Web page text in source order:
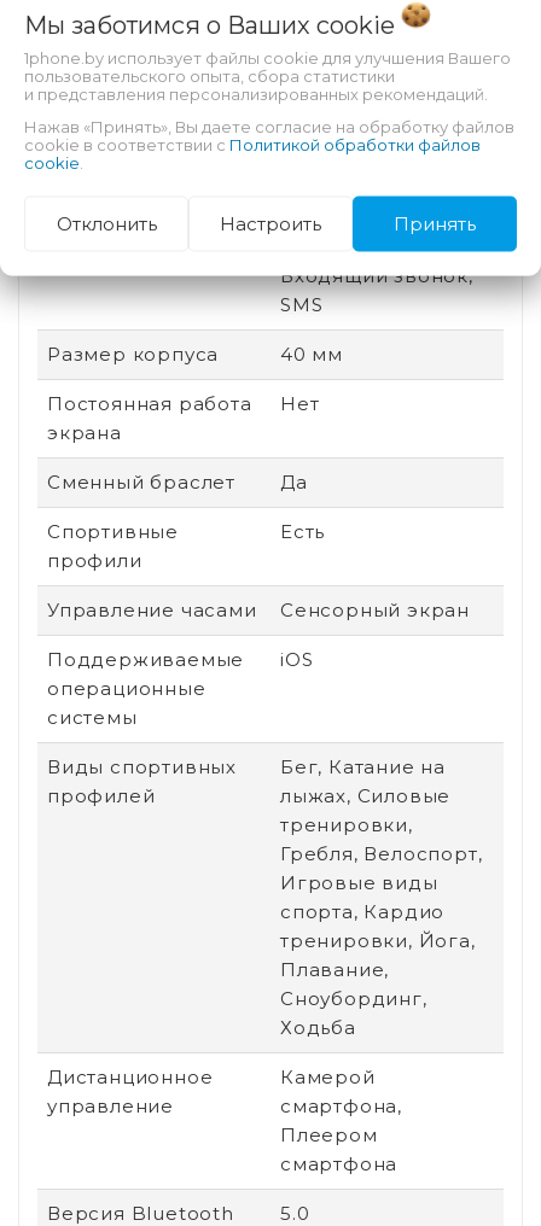
Встроенная камера
Цвет ремешка Темно-синий
Оплата часами Apple Pay
Уведомления
Социальные сети,
о тренировке,
Email, Будильник,
Входящий звонок,
SMS
Размер корпуса 40 мм
Постоянная работа
экрана
Нет
Сменный браслет Да
Спортивные
профили
Есть
Управление часами Сенсорный экран
Поддерживаемые
операционные
системы
iOS
Виды спортивных
профилей
Бег, Катание на
лыжах, Силовые
тренировки,
Гребля, Велоспорт,
Игровые виды
спорта, Кардио
тренировки, Йога,
Плавание,
Сноубординг,
Ходьба
Дистанционное
управление
Камерой
смартфона,
Плеером
смартфона
Версия Bluetooth 5.0
Мы заботимся о Ваших cookie
1phone.by использует файлы cookie для улучшения Вашего
пользовательского опыта, сбора статистики
и представления персонализированных рекомендаций.
Нажав «Принять», Вы даете согласие на обработку файлов
cookie в соответствии с Политикой обработки файлов
cookie
Отклонить Настроить Принять